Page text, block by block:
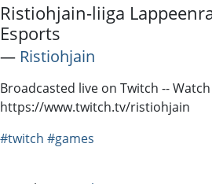
Ristiohjain-liiga
Esports
― Ristiohjain
Broadcasted live on Twitch --
https://www.twitch.tv/ristiohjain
#twitch #games